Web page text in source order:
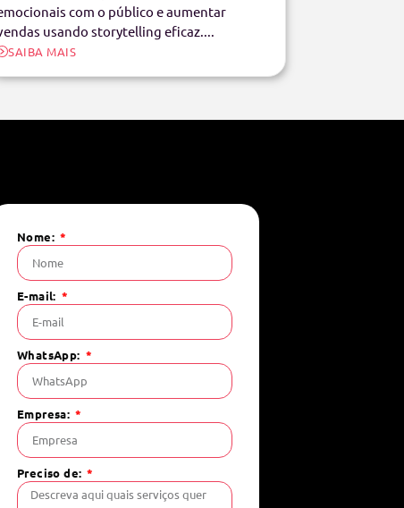
com o público e aumentar
usando storytelling eficaz....
SAIBA MAIS
Nome:
E-mail:
WhatsApp:
Empresa:
Preciso de: